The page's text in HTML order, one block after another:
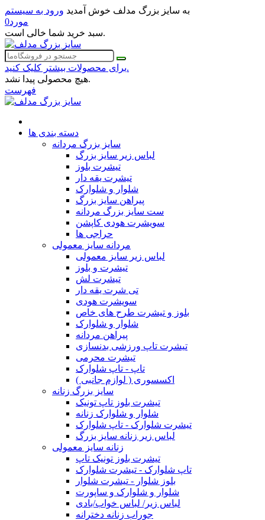
به سایز بزرگ مدلف خوش آمدید ورود به سیستم
0مورد
سبد خرید شما خالی است.
برای محصولات بیشتر کلیک کنید.
هیچ محصولی پیدا نشد.
فهرست
دسته بندی ها
سایز بزرگ مردانه
لباس زیر سایز بزرگ
تیشرت بلوز
تیشرت یقه دار
شلوار و شلوارک
پیراهن سایز بزرگ
ست سایز بزرگ مردانه
سویشرت هودی کاپشن
حراجی ها
مردانه سایز معمولی
لباس زیر سایز معمولی
تیشرت و بلوز
تیشرت لش
تی شرت یقه دار
سویشرت هودی
بلوز و تیشرت طرح های خاص
شلوار و شلوارک
پیراهن مردانه
تیشرت تاپ ورزشی بدنسازی
تیشرت محرمی
تاپ - تاپ شلوارک
اکسسوری ( لوازم جانبی )
سایز بزرگ زنانه
تیشرت بلوز تاپ تونیک
شلوار و شلوارک زنانه
تیشرت شلوارک - تاپ شلوارک
لباس زیر زنانه سایز بزرگ
زنانه سایز معمولی
تیشرت بلوز تونیک تاپ
تاپ شلوارک - تیشرت شلوارک
بلوز شلوار - تیشرت شلوار
شلوار و شلوارک و ساپورت
لباس زیر/ لباس خواب/بادی
جوراب زنانه دخترانه